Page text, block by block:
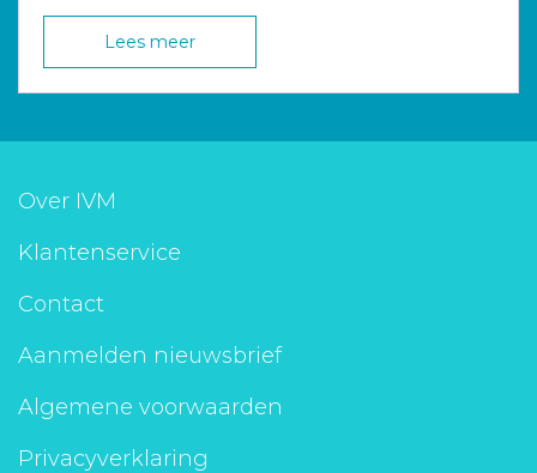
Lees meer
Over IVM
Klantenservice
Contact
Aanmelden nieuwsbrief
Algemene voorwaarden
Privacyverklaring